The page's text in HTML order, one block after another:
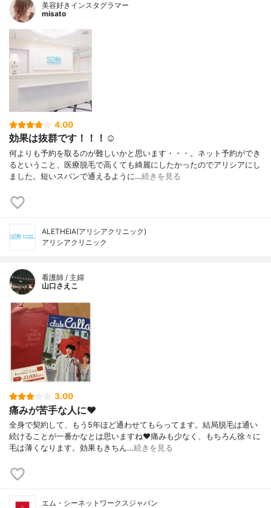
美容好きインスタグラマー
misato
4.00
効果は抜群です！！！☺️
何よりも予約を取るのが難しいかと思います・・・。ネット予約ができ
るということ、医療脱毛で高くても綺麗にしたかったのでアリシアにし
ました。短いスパンで通えるように…続きを見る
ALETHEIA(アリシアクリニック)
アリシアクリニック
看護師 / 主婦
山口さえこ
3.00
痛みが苦手な人に❤️
全身で契約して、もう5年ほど通わせてもらってます。結局脱毛は通い
続けることが一番かなとは思いますね❤️痛みも少なく、もちろん徐々に
毛は薄くなります。効果もきちん…続きを見る
エム・シーネットワークスジャパン